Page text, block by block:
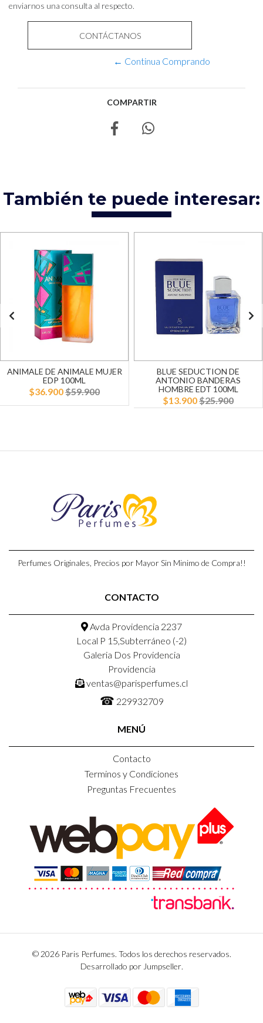
enviarnos una consulta al respecto.
CONTÁCTANOS
← Continua Comprando
COMPARTIR
También te puede interesar:
ANIMALE DE ANIMALE MUJER
EDP 100ML
$36.900$59.900
BLUE SEDUCTION DE
ANTONIO BANDERAS
HOMBRE EDT 100ML
$13.900$25.900
Perfumes Originales, Precios por Mayor Sin Minimo de Compra!!
CONTACTO
Avda Providencia 2237
Local P 15,Subterráneo (-2)
Galeria Dos Providencia
Providencia
ventas@parisperfumes.cl
☎ 229932709
MENÚ
Contacto
Terminos y Condiciones
Preguntas Frecuentes
© 2026 Paris Perfumes. Todos los derechos reservados.
Desarrollado por Jumpseller.